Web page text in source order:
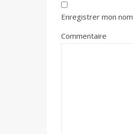
Enregistrer mon
Commentaire